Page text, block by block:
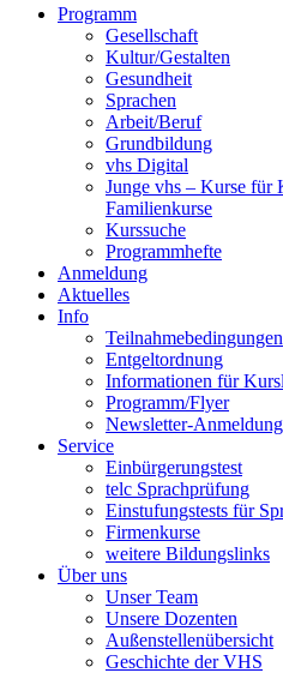
Programm
Gesellschaft
Kultur/Gestalten
Gesundheit
Sprachen
Arbeit/Beruf
Grundbildung
vhs Digital
Junge vhs – Kurse für
Familienkurse
Kurssuche
Programmhefte
Anmeldung
Aktuelles
Info
Teilnahmebedingungen
Entgeltordnung
Informationen für
Programm/Flyer
Newsletter-Anmeldung
Service
Einbürgerungstest
telc Sprachprüfung
Einstufungstests für
Firmenkurse
weitere Bildungslinks
Über uns
Unser Team
Unsere Dozenten
Außenstellenübersicht
Geschichte der VHS